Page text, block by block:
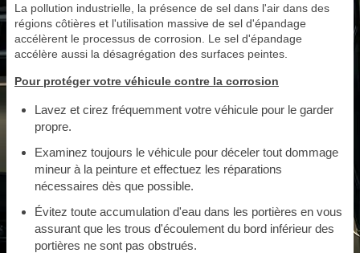
La pollution industrielle, la présence de sel dans l'air dans des
régions côtières et l'utilisation massive de sel d'épandage
accélèrent le processus de corrosion. Le sel d'épandage
accélère aussi la désagrégation des surfaces peintes.
Pour protéger votre véhicule contre la corrosion
Lavez et cirez fréquemment votre véhicule pour le garder
propre.
Examinez toujours le véhicule pour déceler tout dommage
mineur à la peinture et effectuez les réparations
nécessaires dès que possible.
Évitez toute accumulation d'eau dans les portières en vous
assurant que les trous d'écoulement du bord inférieur des
portières ne sont pas obstrués.